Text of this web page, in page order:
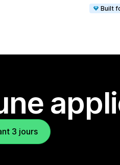
Built
3 jours